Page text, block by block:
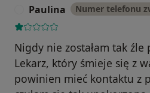
Paulina Numer telefonu
Nigdy nie zostałam tak
Lekarz, który śmieje się z
powinien mieć kontaktu z